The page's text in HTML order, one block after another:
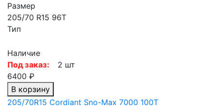
Размер
205/70 R15 96T
Тип
Наличие
Под заказ:
2 шт
6400 ₽
В корзину
205/70R15 Cordiant Sno-Max 7000 100T